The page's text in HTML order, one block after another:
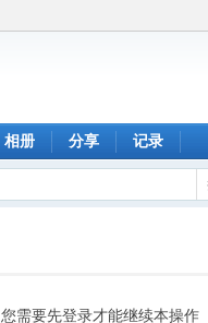
相册 分享 记录
您需要先登录才能继续本操作